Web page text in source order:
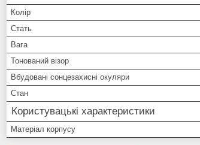
Колір
Стать
Вага
Тонований візор
Вбудовані сонцезахисні окуляри
Стан
Користувацькі характеристики
Матеріал корпусу